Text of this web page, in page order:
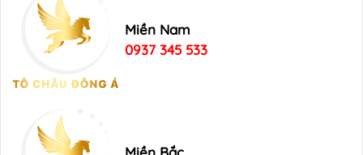
Miền Nam
0937 345 533